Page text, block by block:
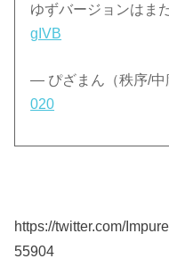
ゆずバージョンはま
gIVB
— ぴざまん（秩序/
020
https://twitter.com/
55904